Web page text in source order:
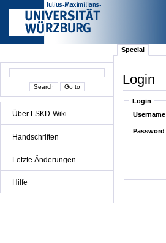
Über LSKD-Wiki
Handschriften
Letzte Änderungen
Hilfe
Special
Login
Login
Username
Password